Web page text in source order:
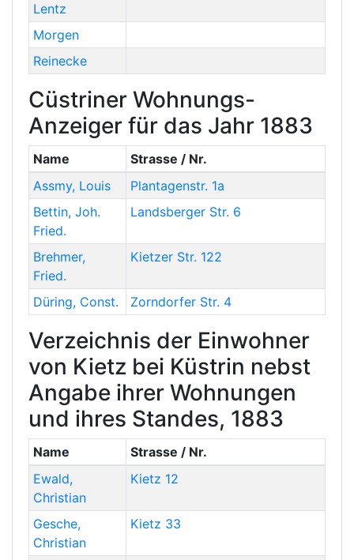
Lentz
Morgen
Reinecke
Cüstriner Wohnungs-
Anzeiger für das Jahr 1883
Name
Strasse / Nr.
Assmy, Louis
Plantagenstr. 1a
Bettin, Joh.
Fried.
Landsberger Str. 6
Brehmer,
Fried.
Kietzer Str. 122
Düring, Const. Zorndorfer Str. 4
Verzeichnis der Einwohner
von Kietz bei Küstrin nebst
Angabe ihrer Wohnungen
und ihres Standes, 1883
Name
Strasse / Nr.
Ewald,
Christian
Kietz 12
Gesche,
Christian
Kietz 33